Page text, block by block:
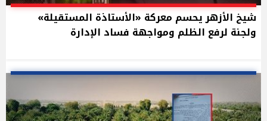
شيخ الأزهر يحسم معركة «الأستاذة المستقيلة»
ولجنة لرفع الظلم ومواجهة فساد الإدارة